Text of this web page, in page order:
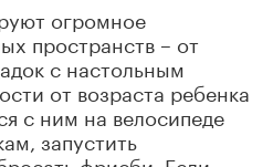
огромное
пространств – от
с настольным
от возраста ребенка
с ним на велосипеде
запустить